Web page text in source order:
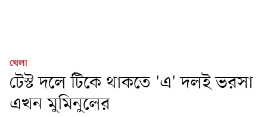
খেলা
টেস্ট দলে টিকে থাকতে 'এ' দলই ভরসা
এখন মুমিনুলের